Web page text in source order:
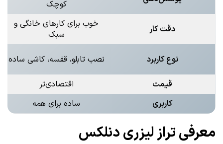
کوچک
دقت کار
خوب برای کارهای خانگی و
سبک
نوع کاربرد نصب تابلو، قفسه، کاشی ساده
قیمت
اقتصادی‌تر
کاربری
ساده برای همه
معرفی تراز لیزری دنلکس